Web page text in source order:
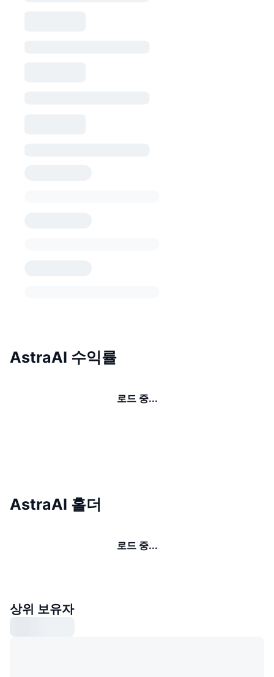
AstraAI 수익률
로드 중...
AstraAI 홀더
로드 중...
상위 보유자